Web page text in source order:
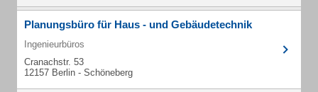
Planungsbüro für Haus - und Gebäudetechnik
Ingenieurbüros
Cranachstr. 53
12157 Berlin - Schöneberg